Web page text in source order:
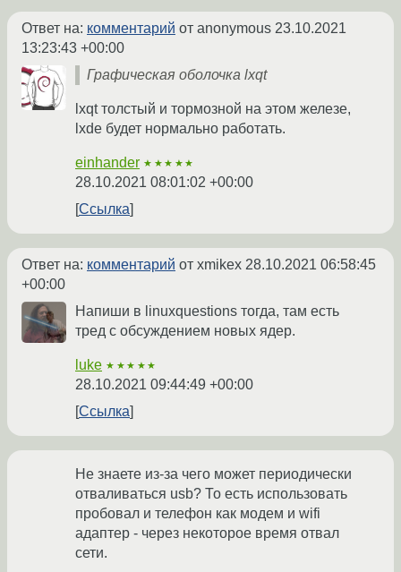
Ответ на: комментарий от anonymous 23.10.2021
13:23:43 +00:00
Графическая оболочка lxqt
lxqt толстый и тормозной на этом железе,
lxde будет нормально работать.
einhander ★★★★★
28.10.2021 08:01:02 +00:00
Ссылка
Ответ на: комментарий от xmikex 28.10.2021 06:58:45
+00:00
Напиши в linuxquestions тогда, там есть
тред с обсуждением новых ядер.
luke ★★★★★
28.10.2021 09:44:49 +00:00
Ссылка
Не знаете из-за чего может периодически
отваливаться usb? То есть использовать
пробовал и телефон как модем и wifi
адаптер - через некоторое время отвал
сети.